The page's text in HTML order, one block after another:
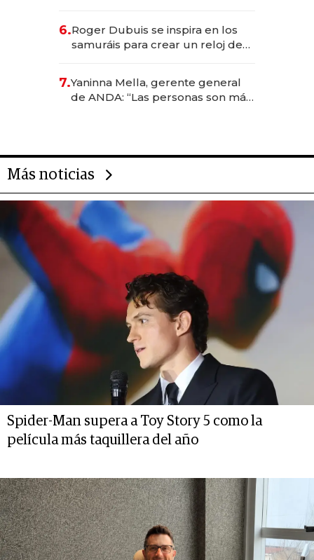
6.Roger Dubuis se inspira en los
samuráis para crear un reloj de
7.Yaninna Mella, gerente general
de ANDA: “Las personas son más
Más noticias
Spider-Man supera a Toy Story 5 como la
película más taquillera del año